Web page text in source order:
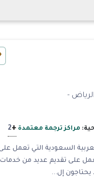
مراكز ترجمة معتمدة +
2
السعودية التي تعمل
على تقديم عديد من خدمات
إل...